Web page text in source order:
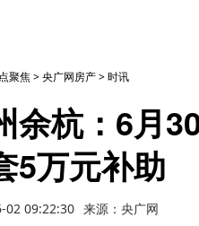
聚焦>央广网房产>时讯
余杭：6月
5万元补助
02 09:22:30 来源：央广网